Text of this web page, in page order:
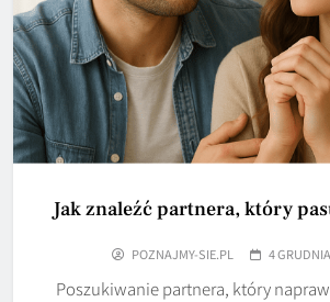
Jak znaleźć partnera, który
POZNAJMY-SIE.PL 4
Poszukiwanie partnera, który